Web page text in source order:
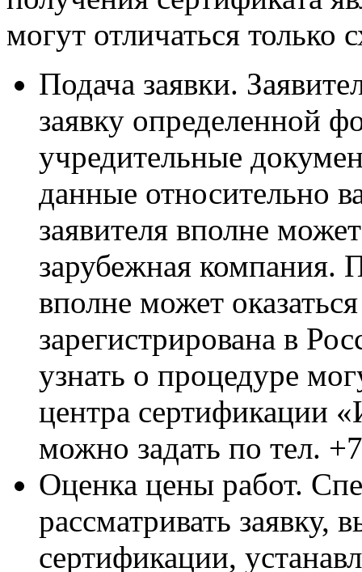
могут отличаться
Подача заявки.
заявку определенной
учредительные
данные относительно
заявителя вполне
зарубежная компания.
вполне может
зарегистрирована в
узнать о процедуре
центра
можно задать по тел.
Оценка цены работ.
рассматривать заявку,
сертификации,